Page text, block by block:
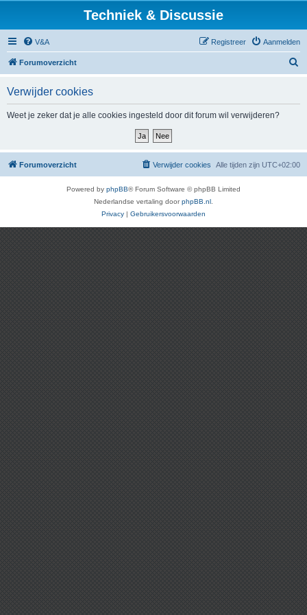
Techniek & Discussie
V&A Aanmelden
Registreer
Forumoverzicht
Verwijder cookies
Weet je zeker dat je alle cookies ingesteld door dit forum wil verwijderen?
Forumoverzicht Alle tijden zijn UTC+02:00
Verwijder cookies
Powered by phpBB® Forum Software © phpBB Limited
Nederlandse vertaling doorphpBB.nl
Privacy | Gebruikersvoorwaarden